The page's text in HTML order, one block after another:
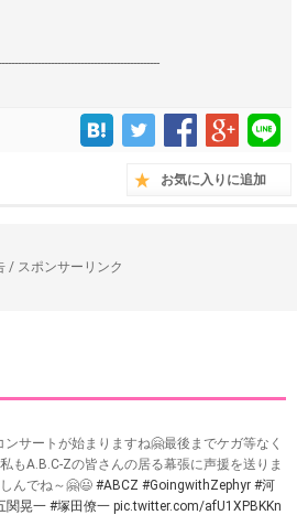
お気に入りに追加
/ スポンサーリンク
サートが始まりますね🤗最後までケガ等なく
もA.B.C-Zの皆さんの居る幕張に声援を送りま
んでね～🤗😃 #ABCZ #GoingwithZephyr #河
関晃一 #塚田僚一 pic.twitter.com/afU1XPBKKn